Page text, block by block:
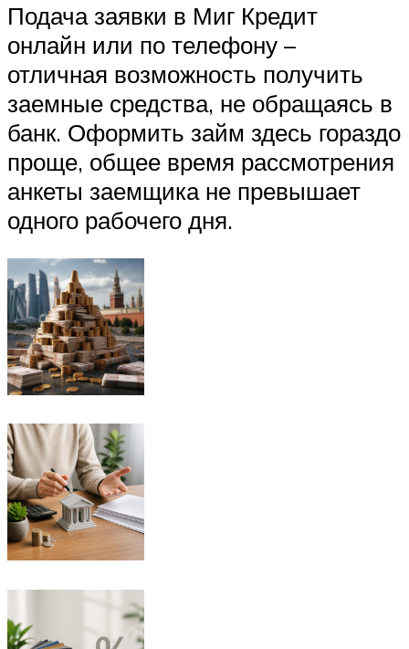
Подача заявки в Миг Кредит
онлайн или по телефону –
отличная возможность получить
заемные средства, не обращаясь в
банк. Оформить займ здесь гораздо
проще, общее время рассмотрения
анкеты заемщика не превышает
одного рабочего дня.